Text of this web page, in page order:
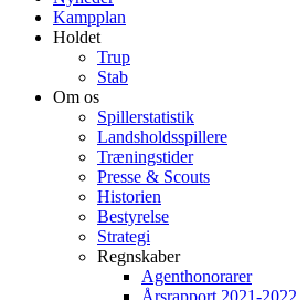
Kampplan
Holdet
Trup
Stab
Om os
Spillerstatistik
Landsholdsspillere
Træningstider
Presse & Scouts
Historien
Bestyrelse
Strategi
Regnskaber
Agenthonorarer
Årsrapport 2021-2022